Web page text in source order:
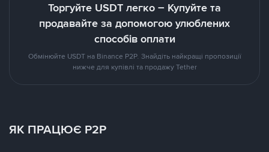
Торгуйте USDT легко – Купуйте та
продавайте за допомогою улюблених
способів оплати
Обмінюйте USDT на Binance P2P. Знайдіть найкращі пропозиції
нижче для купівлі та продажу Tether
ЯК ПРАЦЮЄ P2P